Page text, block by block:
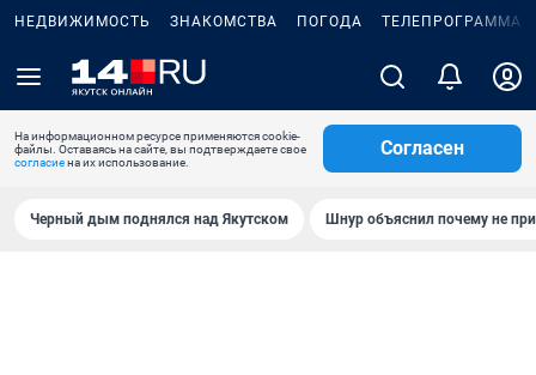
НЕДВИЖИМОСТЬ ЗНАКОМСТВА ПОГОДА ТЕЛЕПРОГРАММА
На информационном ресурсе применяются cookie-
файлы. Оставаясь на сайте, вы подтверждаете свое
согласиена их использование.
Согласен
Черный дым поднялся над Якутском Шнур объяснил почему не